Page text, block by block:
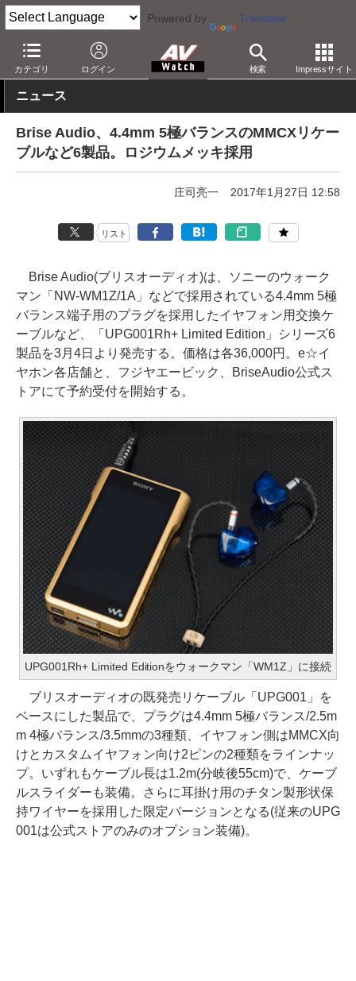
Powered by Translate
カテゴリ ログイン 検索 Impressサイト
AV Watch 製品 オーディオアクセサリ
ニュース
Brise Audio、4.4mm 5極バランスのMMCXリケー
ブルなど6製品。ロジウムメッキ採用
庄司亮一 2017年1月27日 12:58
リスト
Brise Audio(ブリスオーディオ)は、ソニーのウォーク
マン「NW-WM1Z/1A」などで採用されている4.4mm 5極
バランス端子用のプラグを採用したイヤフォン用交換ケ
ーブルなど、「UPG001Rh+ Limited Edition」シリーズ6
製品を3月4日より発売する。価格は各36,000円。e☆イ
ヤホン各店舗と、フジヤエービック、BriseAudio公式ス
トアにて予約受付を開始する。
UPG001Rh+ Limited Editionをウォークマン「WM1Z」に接続
ブリスオーディオの既発売リケーブル「UPG001」を
ベースにした製品で、プラグは4.4mm 5極バランス/2.5m
m 4極バランス/3.5mmの3種類、イヤフォン側はMMCX向
けとカスタムイヤフォン向け2ピンの2種類をラインナッ
プ。いずれもケーブル長は1.2m(分岐後55cm)で、ケーブ
ルスライダーも装備。さらに耳掛け用のチタン製形状保
持ワイヤーを採用した限定バージョンとなる(従来のUPG
001は公式ストアのみのオプション装備)。